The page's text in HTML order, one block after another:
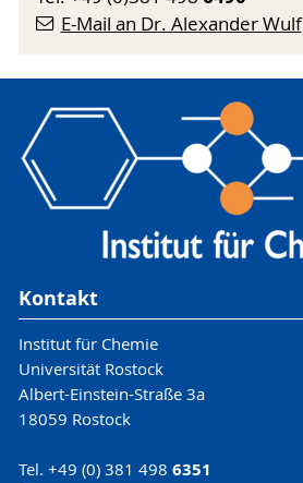
E-Mail an Dr. Alexander Wulf
Kontakt
Institut für Chemie
Universität Rostock
Albert-Einstein-Straße 3a
18059 Rostock
Tel. +49 (0) 381 498 6351